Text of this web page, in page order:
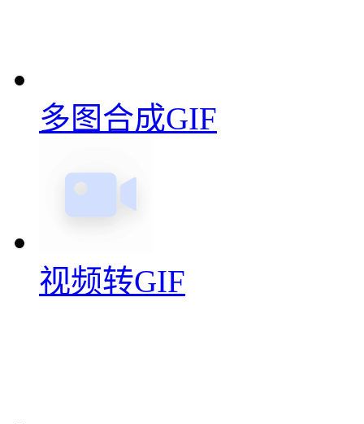
更多动图制作功能
在线录屏